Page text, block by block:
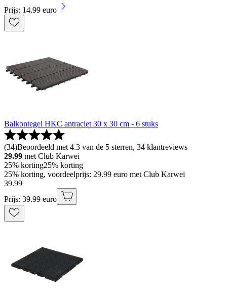
Prijs: 14.99 euro
Balkontegel HKC antraciet 30 x 30 cm - 6 stuks
(34)Beoordeeld met 4.3 van de 5 sterren, 34 klantreviews
29.99 met Club Karwei
25% korting25% korting
25% korting, voordeelprijs: 29.99 euro met Club Karwei
39.99
Prijs: 39.99 euro